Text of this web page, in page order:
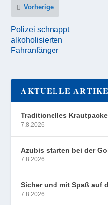
Vorherige
Polizei schnappt
alkoholisierten
Fahranfänger
AKTUELLE
Traditionelles
7.8.2026
Azubis starten bei der
7.8.2026
Sicher und mit Spaß auf
7.8.2026